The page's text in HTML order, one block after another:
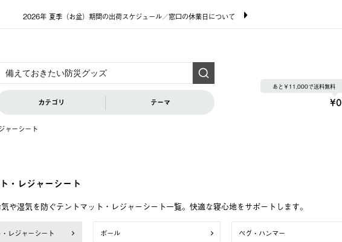
2026年 夏季（お盆）期間の出荷スケジュール／窓口の休業日について
カテゴリ テーマ
あと￥11,000で送料無料
¥0
ャーシート
・レジャーシート
や湿気を防ぐテントマット・レジャーシート一覧。快適な寝心地をサポートします。
レジャーシート ポール ペグ・ハンマー